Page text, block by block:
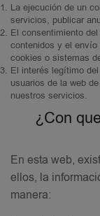
La ejecución de un
servicios, publicar
El consentimiento
contenidos y el
cookies o sistemas
El interés legítimo
usuarios de la web
nuestros servicios.
¿Con
En esta web,
ellos, la
manera: